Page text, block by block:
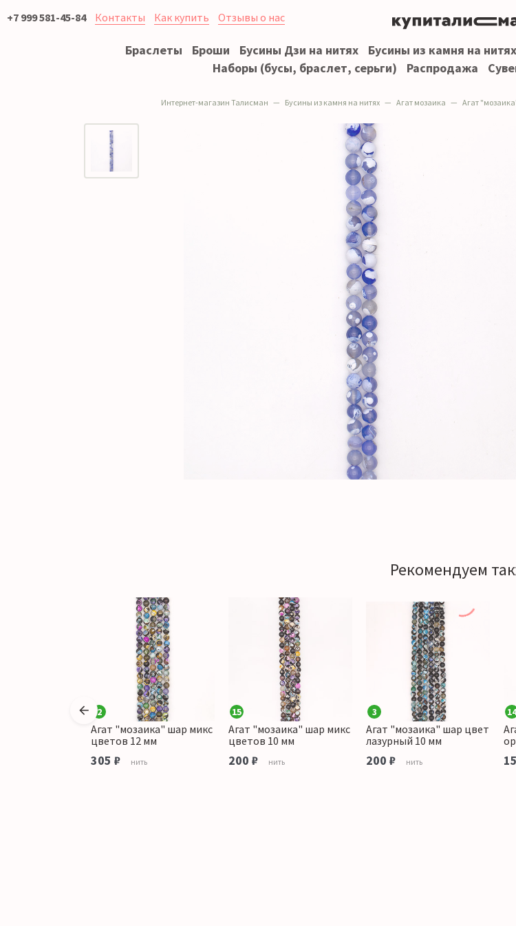
+7 999 581-45-84 Контакты Как купить Отзывы о нас
Браслеты Броши Бусины Дзи на нитях Бусины из камня на нитях
Наборы (бусы, браслет, серьги)
Распродажа
Интернет-магазин Талисман Бусины из камня на нитях Агат мозаика Агат "мозаика"
Рекомендуем
2
Агат "мозаика" шар микс
цветов 12 мм
305 ₽ нить
15
Агат "мозаика" шар микс
цветов 10 мм
200 ₽ нить
3
Агат "мозаика" шар цвет
лазурный 10 мм
200 ₽ нить
14